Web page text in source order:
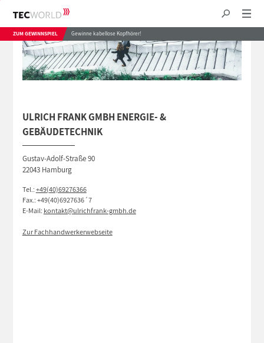
ZUM GEWINNSPIEL Gewinne kabellose Kopfhörer!
ULRICH FRANK GMBH ENERGIE- &
GEBÄUDETECHNIK
Gustav-Adolf-Straße 90
22043 Hamburg
Tel.:+49(40)69276366
Fax.: +49(40)6927636´7
E-Mail: kontakt@ulrichfrank-gmbh.de
Zur Fachhandwerkerwebseite